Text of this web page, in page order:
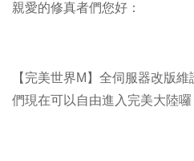
親愛的修真者們您好：
【完美世界M】全伺服器改版
們現在可以自由進入完美大陸囉